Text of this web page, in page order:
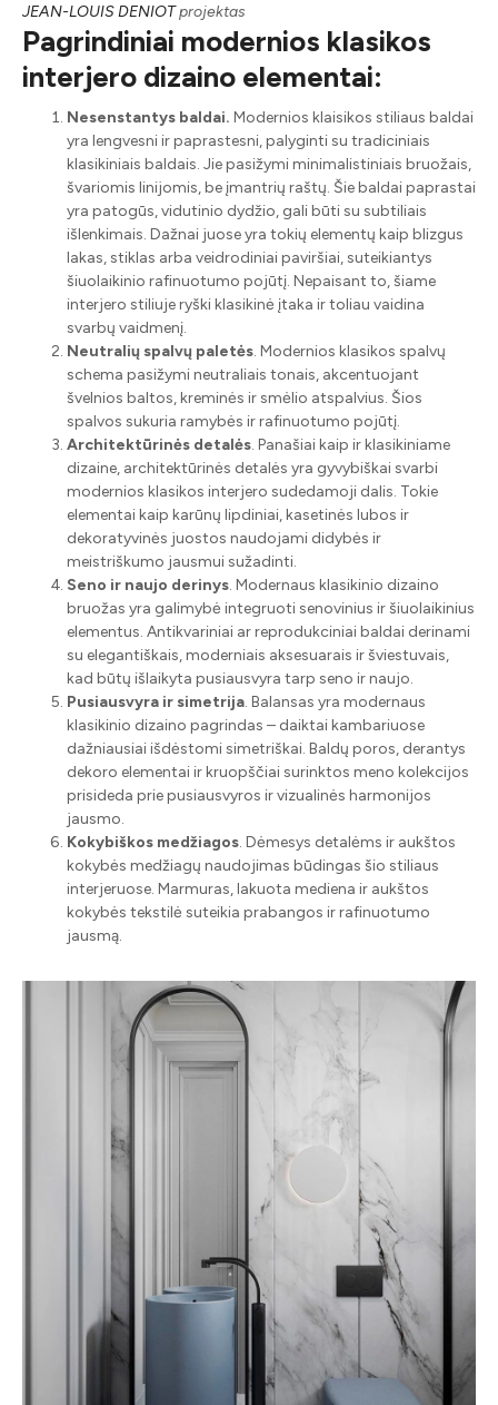
JEAN-LOUIS DENIOTprojektas
Pagrindiniai modernios klasikos
interjero dizaino elementai:
Nesenstantys baldai. Modernios klaisikos stiliaus baldai
yra lengvesni ir paprastesni, palyginti su tradiciniais
klasikiniais baldais. Jie pasižymi minimalistiniais bruožais,
švariomis linijomis, be įmantrių raštų. Šie baldai paprastai
yra patogūs, vidutinio dydžio, gali būti su subtiliais
išlenkimais. Dažnai juose yra tokių elementų kaip blizgus
lakas, stiklas arba veidrodiniai paviršiai, suteikiantys
šiuolaikinio rafinuotumo pojūtį. Nepaisant to, šiame
interjero stiliuje ryški klasikinė įtaka ir toliau vaidina
svarbų vaidmenį.
Neutralių spalvų paletės. Modernios klasikos spalvų
schema pasižymi neutraliais tonais, akcentuojant
švelnios baltos, kreminės ir smėlio atspalvius. Šios
spalvos sukuria ramybės ir rafinuotumo pojūtį.
Architektūrinės detalės. Panašiai kaip ir klasikiniame
dizaine, architektūrinės detalės yra gyvybiškai svarbi
modernios klasikos interjero sudedamoji dalis. Tokie
elementai kaip karūnų lipdiniai, kasetinės lubos ir
dekoratyvinės juostos naudojami didybės ir
meistriškumo jausmui sužadinti.
Seno ir naujo derinys. Modernaus klasikinio dizaino
bruožas yra galimybė integruoti senovinius ir šiuolaikinius
elementus. Antikvariniai ar reprodukciniai baldai derinami
su elegantiškais, moderniais aksesuarais ir šviestuvais,
kad būtų išlaikyta pusiausvyra tarp seno ir naujo.
Pusiausvyra ir simetrija. Balansas yra modernaus
klasikinio dizaino pagrindas – daiktai kambariuose
dažniausiai išdėstomi simetriškai. Baldų poros, derantys
dekoro elementai ir kruopščiai surinktos meno kolekcijos
prisideda prie pusiausvyros ir vizualinės harmonijos
jausmo.
Kokybiškos medžiagos. Dėmesys detalėms ir aukštos
kokybės medžiagų naudojimas būdingas šio stiliaus
interjeruose. Marmuras, lakuota mediena ir aukštos
kokybės tekstilė suteikia prabangos ir rafinuotumo
jausmą.